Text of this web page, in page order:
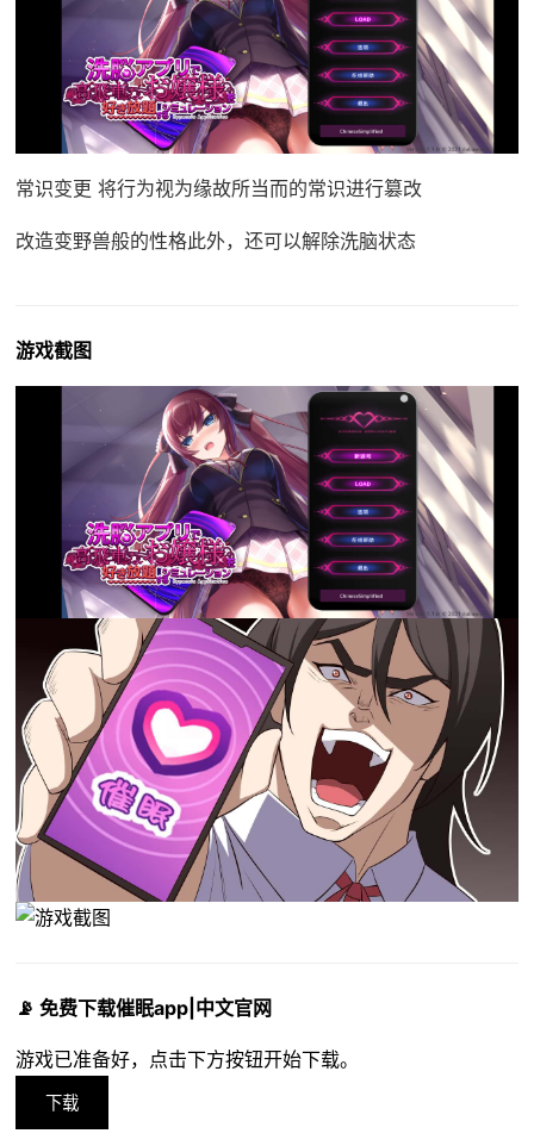
常识变更 将行为视为缘故所当而的常识进行篡改
改造变野兽般的性格此外，还可以解除洗脑状态
游戏截图
📡 免费下载催眠app|中文官网
游戏已准备好，点击下方按钮开始下载。
下载